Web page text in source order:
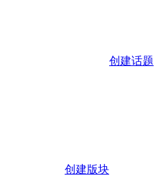
创建话题
创建版块